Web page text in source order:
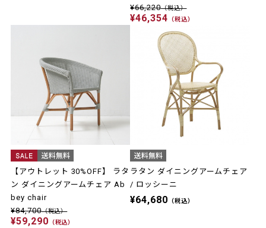
¥66,220（税込）
¥46,354 （税込）
【アウトレット 30%OFF】 ラタ
ン ダイニングアームチェア Ab
bey chair
¥84,700（税込）
¥59,290 （税込）
ラタン ダイニングアームチェア
/ ロッシーニ
¥64,680 （税込）